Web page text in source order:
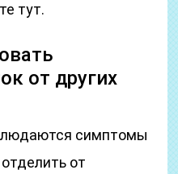
тут.
от других
симптомы
от